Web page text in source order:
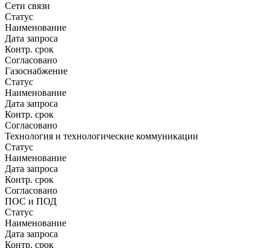
Сети связи
Статус
Наименование
Дата запроса
Контр. срок
Согласовано
Газоснабжение
Статус
Наименование
Дата запроса
Контр. срок
Согласовано
Технология и технологические коммуникации
Статус
Наименование
Дата запроса
Контр. срок
Согласовано
ПОС и ПОД
Статус
Наименование
Дата запроса
Контр. срок